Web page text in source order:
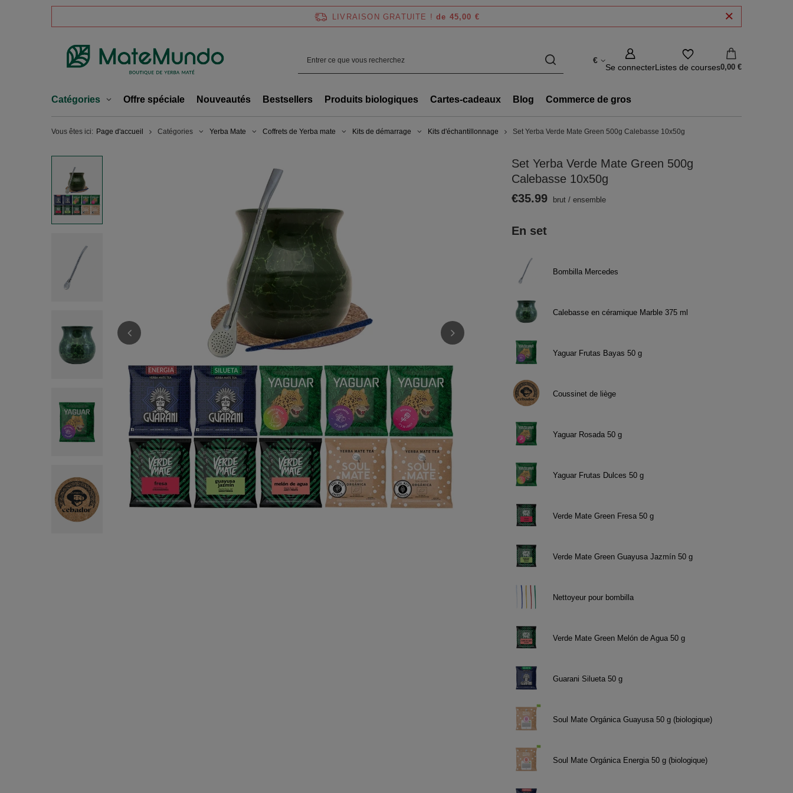
LIVRAISON GRATUITE ! de 45,00 €
€
Se connecterListes de courses0,00 €
Catégories Offre spéciale Nouveautés Bestsellers Produits biologiques Cartes-cadeaux Blog Commerce de gros
Vous êtes ici: Page d'accueil Catégories Yerba Mate Coffrets de Yerba mate Kits de démarrage Kits d'échantillonnage Set Yerba Verde Mate Green 500g Calebasse 10x50g
Set Yerba Verde Mate Green 500g
Calebasse 10x50g
En set
Bombilla Mercedes
Calebasse en céramique Marble 375 ml
Yaguar Frutas Bayas 50 g
Coussinet de liège
Yaguar Rosada 50 g
Yaguar Frutas Dulces 50 g
Verde Mate Green Fresa 50 g
Verde Mate Green Guayusa Jazmín 50 g
Nettoyeur pour bombilla
Verde Mate Green Melón de Agua 50 g
Guarani Silueta 50 g
Soul Mate Orgánica Guayusa 50 g (biologique)
Soul Mate Orgánica Energia 50 g (biologique)
€35.99 brut /ensemble